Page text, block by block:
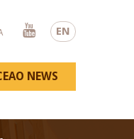
EN
Youtube
NEWS